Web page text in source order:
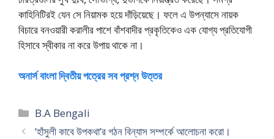
কাহিনিটিরই যেন সে নিয়ামক হয়ে দাঁড়িয়েছে। ফলে এ উপন্যাসে নায়ক
বিচারে বনওয়ারী করালীর পাশে বাঁশবাদীর প্রকৃতিকেও এক যােগ্য প্রতিযােগী
হিসাবে স্বীকার না করে উপায় থাকে না।
অনার্স বাংলা দ্বিতীয় পত্রের সব প্রশ্ন উত্তর
Categories
B.A Bengali
‘হাঁসুলী কাবে উপকথা’র গঠন বিন্যাস সম্পর্কে আলোচনা করাে।